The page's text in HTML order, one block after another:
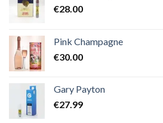
€28.00
Pink Champagne
€30.00
Gary Payton
€27.99